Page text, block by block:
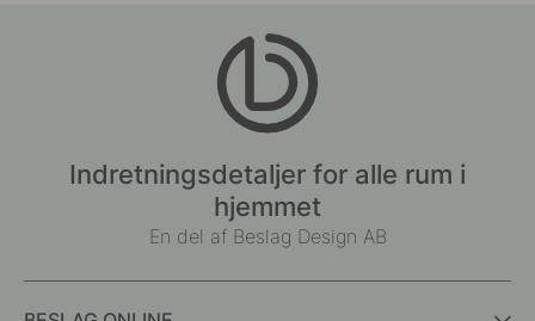
Indretningsdetaljer for alle rum i
hjemmet
En del af Beslag Design AB